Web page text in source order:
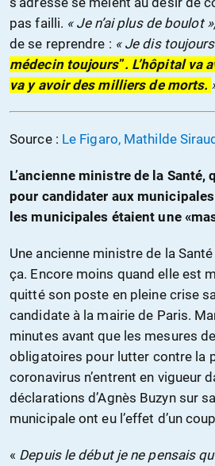
pas failli. « Je n’ai plus de boulot
de se reprendre : « Je dis
médecin toujours”. L’hôpital va
va y avoir des milliers de morts.
Source : Le Figaro, Mathilde
L’ancienne ministre de la
pour candidater aux
les municipales étaient une
Une ancienne ministre de la
ça. Encore moins quand elle est
quitté son poste en pleine crise
candidate à la mairie de Paris.
minutes avant que les mesures
obligatoires pour lutter contre la
coronavirus n’entrent en vigueur
déclarations d’Agnès Buzyn sur
municipale ont eu l’effet d’un
« Depuis le début je ne pensais